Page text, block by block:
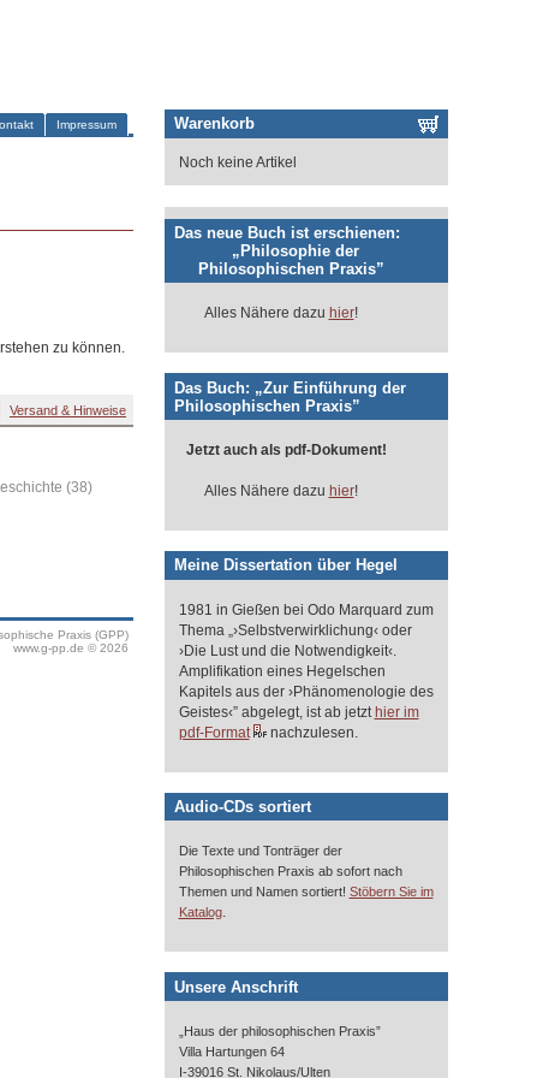
Impressum
zu können.
Versand & Hinweise
(38)
Praxis (GPP)
www.g-pp.de © 2026
Warenkorb
Noch keine Artikel
Das neue Buch ist erschienen:
„Philosophie der
Philosophischen Praxis”
Alles Nähere dazu hier!
Das Buch: „Zur Einführung der
Philosophischen Praxis”
Jetzt auch als pdf-Dokument!
Alles Nähere dazu hier!
Meine Dissertation über Hegel
1981 in Gießen bei Odo Marquard zum
Thema „›Selbstverwirklichung‹ oder
›Die Lust und die Notwendigkeit‹.
Amplifikation eines Hegelschen
Kapitels aus der ›Phänomenologie des
Geistes‹” abgelegt, ist ab jetzt hier im
pdf-Format
nachzulesen.
Audio-CDs sortiert
Die Texte und Tonträger der
Philosophischen Praxis ab sofort nach
Themen und Namen sortiert! Stöbern Sie im
Katalog.
Unsere Anschrift
„Haus der philosophischen Praxis”
Villa Hartungen 64
I-39016 St. Nikolaus/Ulten